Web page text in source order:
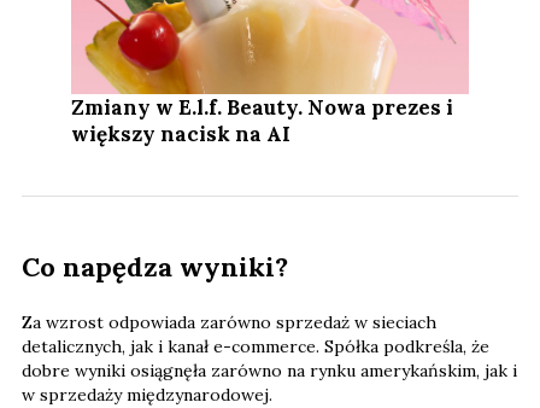
Zmiany w E.l.f. Beauty. Nowa prezes i
większy nacisk na AI
Co napędza wyniki?
Za wzrost odpowiada zarówno sprzedaż w sieciach
detalicznych, jak i kanał e-commerce. Spółka podkreśla, że
dobre wyniki osiągnęła zarówno na rynku amerykańskim, jak i
w sprzedaży międzynarodowej.